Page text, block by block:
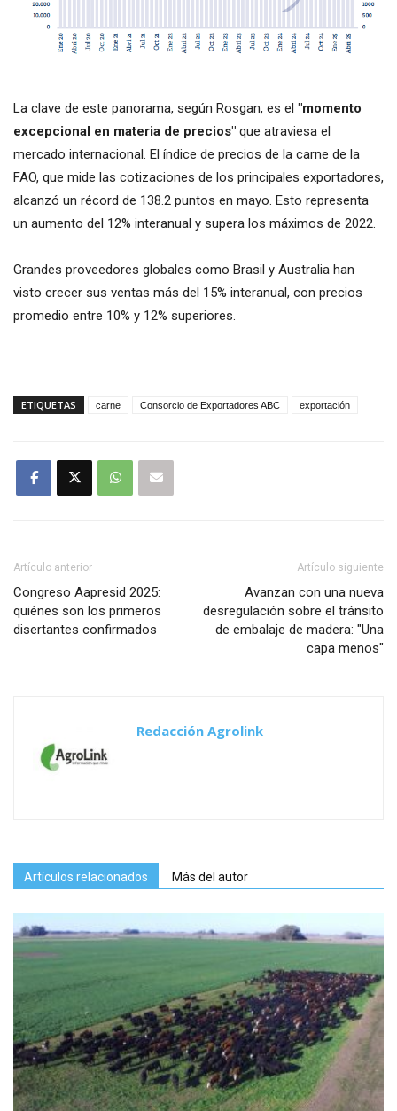
La clave de este panorama, según Rosgan, es el "momento
excepcional en materia de precios" que atraviesa el
mercado internacional. El índice de precios de la carne de la
FAO, que mide las cotizaciones de los principales exportadores,
alcanzó un récord de 138.2 puntos en mayo. Esto representa
un aumento del 12% interanual y supera los máximos de 2022.
Grandes proveedores globales como Brasil y Australia han
visto crecer sus ventas más del 15% interanual, con precios
promedio entre 10% y 12% superiores.
ETIQUETAS carne Consorcio de Exportadores ABC exportación
Artículo anterior
Congreso Aapresid 2025:
quiénes son los primeros
disertantes confirmados
Artículo siguiente
Avanzan con una nueva
desregulación sobre el tránsito
de embalaje de madera: "Una
capa menos"
Redacción Agrolink
Artículos relacionados Más del autor